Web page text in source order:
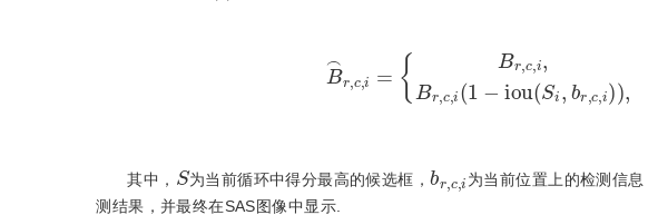
Br (S
其中，
S
为当前循环中得分最高的候选框，
b ,i
为当前位置上的检测信息
测结果，并最终在SAS图像中显示.